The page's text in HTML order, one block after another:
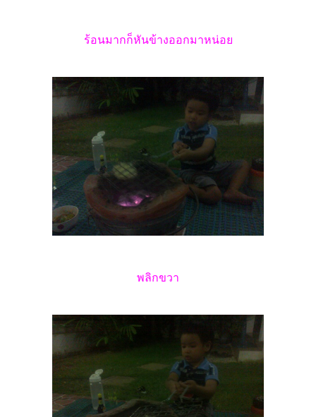
ร้อนมากก็หันข้างออกมาหน่อย
พลิกขวา